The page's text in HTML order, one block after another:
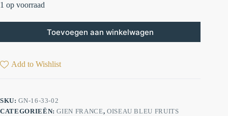
1 op voorraad
Toevoegen aan winkelwagen
Add to Wishlist
SKU:GN-16-33-02
CATEGORIEËN:GIEN FRANCE, OISEAU BLEU FRUITS